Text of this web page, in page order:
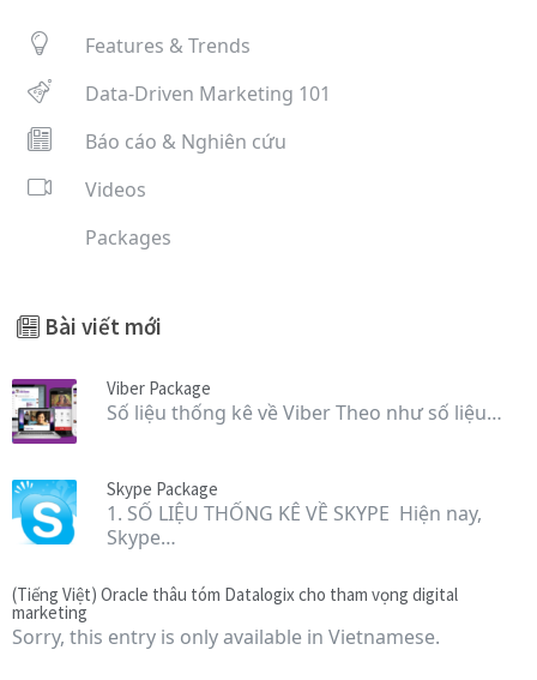
Features & Trends
Data-Driven Marketing 101
Báo cáo & Nghiên cứu
Videos
Packages
Bài viết mới
Viber Package
Số liệu thống kê về Viber Theo như số liệu…
Skype Package
1. SỐ LIỆU THỐNG KÊ VỀ SKYPE Hiện nay,
Skype…
(Tiếng Việt) Oracle thâu tóm Datalogix cho tham vọng digital
marketing
Sorry, this entry is only available in Vietnamese.